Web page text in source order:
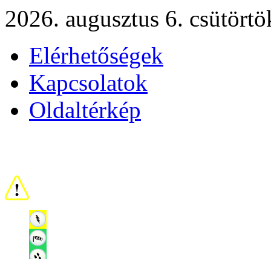
2026. augusztus 6.
Elérhetőségek
Kapcsolatok
Oldaltérkép